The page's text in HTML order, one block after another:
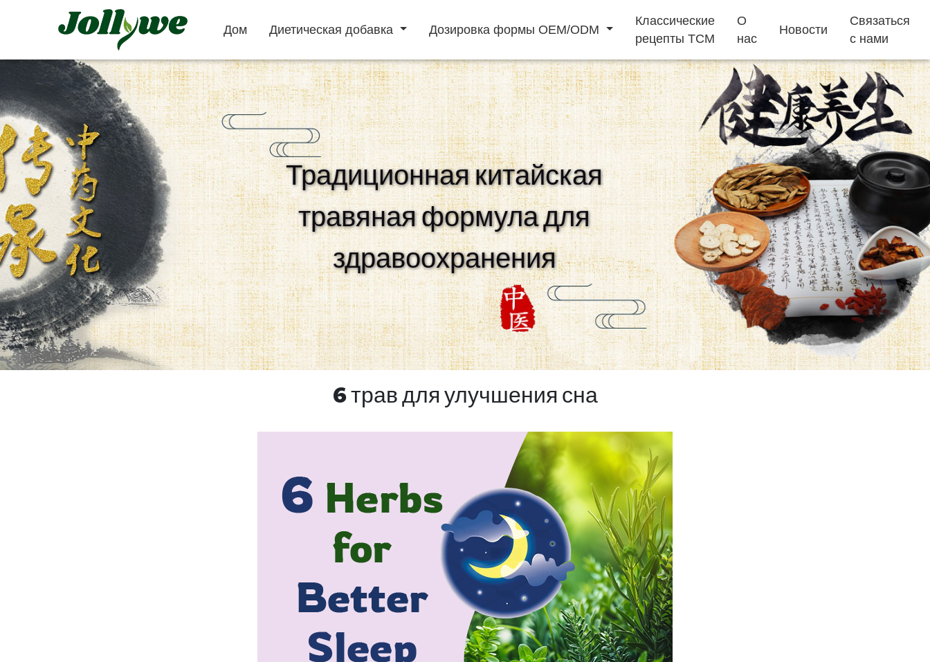
Дом Диетическая добавка Дозировка формы OEM/ODM
Классические
рецепты TCM
О
нас
Новости
Связаться
с нами
запор лечение
безопасная
потеря веса
таблетки
красоты
для поднятия
иммунитета
мужская
потенция
профилактика
сердечно
сосудистых
заболеваний
как быстро
заснуть
добавки для
детей
Эджиао торт
Таблетки капсулы порошковый напиток жидкие напитки пакетики для чая
жевательные
конфеты
Традиционная китайская
травяная формула для
здравоохранения
6 трав для улучшения сна